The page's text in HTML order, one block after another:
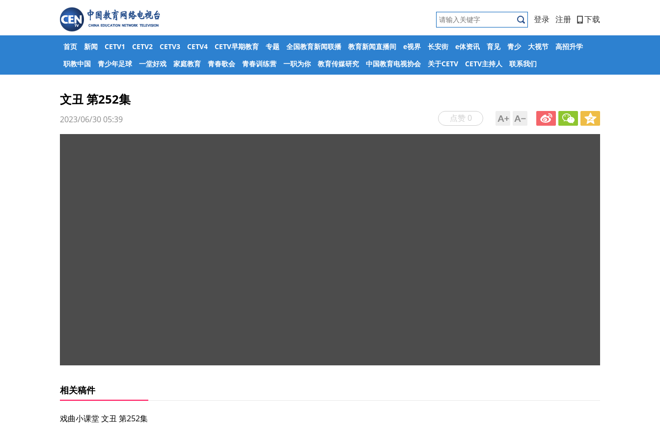
登录 注册 下载
首页 新闻 CETV1 CETV2 CETV3 CETV4 CETV早期教育 专题 全国教育新闻联播 教育新闻直播间 e视界 长安街 e体资讯 育见 青少 大视节
高招升学
职教中国
青少年足球 一堂好戏 家庭教育 青春歌会 青春训练营 一职为你 教育传媒研究 中国教育电视协会 关于CETV CETV主持人 联系我们
文丑 第252集
点赞 0
2023/06/30 05:39
相关稿件
戏曲小课堂 文丑 第252集